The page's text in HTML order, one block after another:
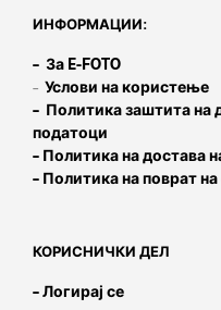
ИНФОРМАЦИИ:
– За E-FOTO
– Услови на користење
– Политика заштита на
податоци
– Политика на достава
– Политика на поврат
КОРИСНИЧКИ ДЕЛ
– Логирај се